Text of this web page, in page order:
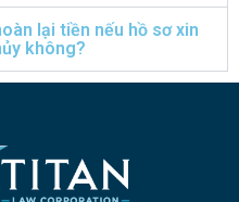
lại tiền nếu hồ sơ xin
không?